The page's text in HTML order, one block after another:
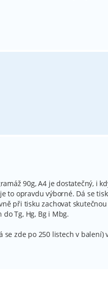
90g, A4 je dostatečný, i
to opravdu výborné. Dá se
při tisku zachovat skutečnou
Tg, Hg, Bg i Mbg.
se zde po 250 listech v balení)